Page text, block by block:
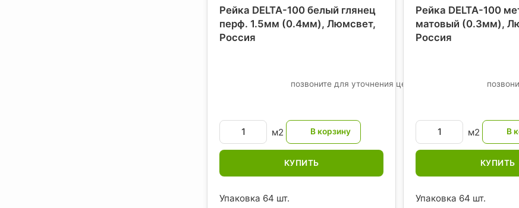
Рейка DELTA-100 белый глянец
перф. 1.5мм (0.4мм), Люмсвет,
Россия
позвоните для уточнения цены
м2
КУПИТЬ
Упаковка 64 шт.
Рейка DELTA-100
матовый (0.3мм),
Россия
м2
КУПИТЬ
Упаковка 64 шт.